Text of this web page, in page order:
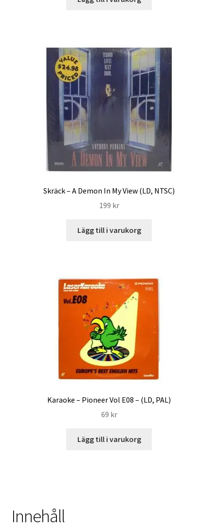
Skräck – A Demon In My View (LD, NTSC)
199 kr
Lägg till i varukorg
Karaoke – Pioneer Vol E08 – (LD, PAL)
69 kr
Lägg till i varukorg
Innehåll